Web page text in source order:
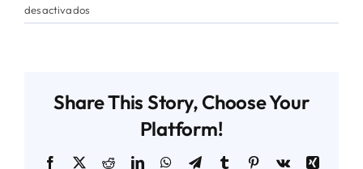
desactivados
portfolio_5
Share This Story, Choose Your
Platform!
Facebook
X RedditLinkedInWhatsApp
TelegramTumblr Pinterest
Vk
Xing